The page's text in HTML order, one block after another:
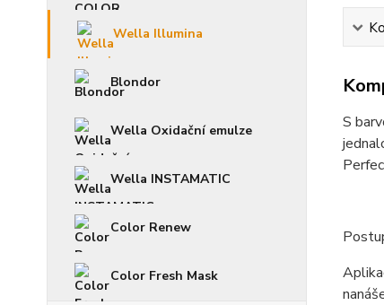
Wella Illumina
Blondor
Wella Oxidační emulze
Wella INSTAMATIC
Color Renew
Color Fresh Mask
S